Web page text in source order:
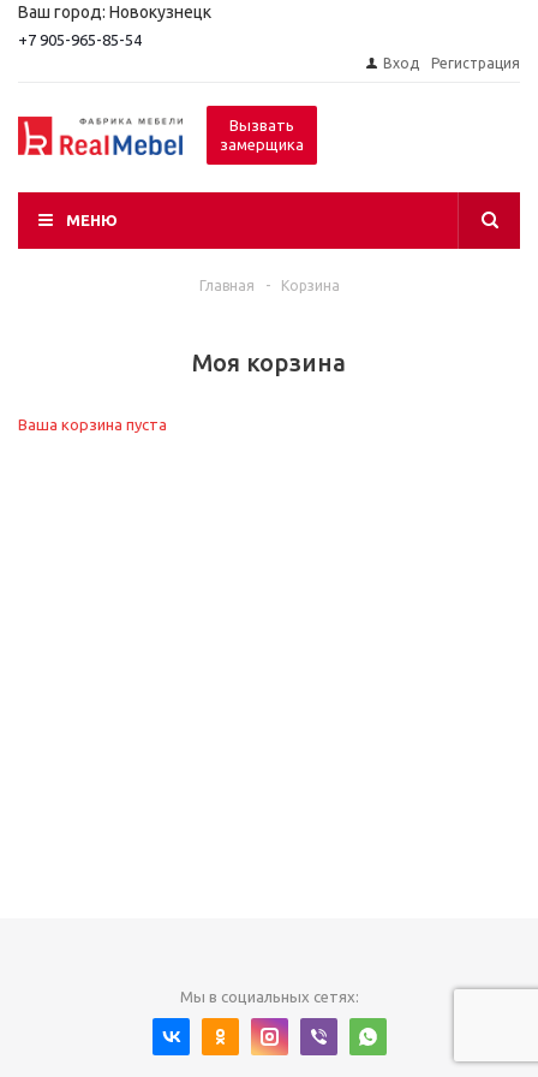
Ваш город: Новокузнецк
+7 905-965-85-54
Вход Регистрация
Вызвать
замерщика
МЕНЮ
Главная - Корзина
Моя корзина
Ваша корзина пуста
Мы в социальных сетях: